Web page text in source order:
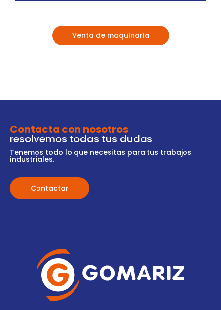
Venta de maquinaria
Contacta con nosotros
resolvemos todas tus dudas
Tenemos todo lo que necesitas para tus trabajos
industriales.
Contactar